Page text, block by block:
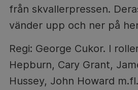
från skvallerpressen.
vänder upp och ner på
Regi: George Cukor. I
Hepburn, Cary Grant,
Hussey, John Howard